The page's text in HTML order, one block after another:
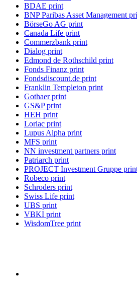
BDAE print
BNP Paribas Asset Management
BörseGo AG print
Canada Life print
Commerzbank print
Dialog print
Edmond de Rothschild print
Fonds Finanz print
Fondsdiscount.de print
Franklin Templeton print
Gothaer print
GS&P print
HEH print
Loriac print
Lupus Alpha print
MFS print
NN investment partners print
Patriarch print
PROJECT Investment Gruppe
Robeco print
Schroders print
Swiss Life print
UBS print
VBKI print
WisdomTree print